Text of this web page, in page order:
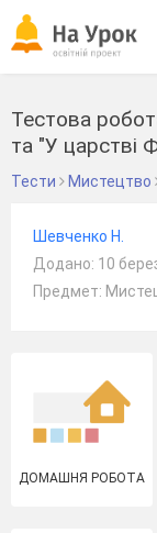
Тестова
та "У царстві
Тести Мистецтво
Шевченко Н.
Додано: 10
Предмет:
ДОМАШНЯ РОБОТА